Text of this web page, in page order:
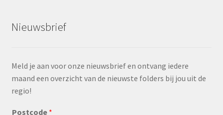
Nieuwsbrief
Meld je aan voor onze nieuwsbrief en ontvang iedere
maand een overzicht van de nieuwste folders bij jou uit de
regio!
Postcode *